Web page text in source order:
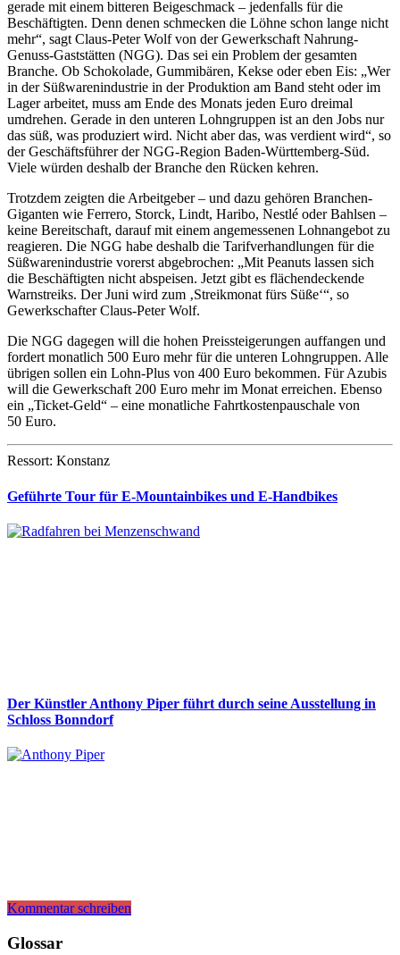
gerade mit einem bitteren Beigeschmack – jedenfalls für die
Beschäftigten. Denn denen schmecken die Löhne schon lange nicht
mehr“, sagt Claus-Peter Wolf von der Gewerkschaft Nahrung-
Genuss-Gaststätten (NGG). Das sei ein Problem der gesamten
Branche. Ob Schokolade, Gummibären, Kekse oder eben Eis: „Wer
in der Süßwarenindustrie in der Produktion am Band steht oder im
Lager arbeitet, muss am Ende des Monats jeden Euro dreimal
umdrehen. Gerade in den unteren Lohngruppen ist an den Jobs nur
das süß, was produziert wird. Nicht aber das, was verdient wird“, so
der Geschäftsführer der NGG-Region Baden-Württemberg-Süd.
Viele würden deshalb der Branche den Rücken kehren.
Trotzdem zeigten die Arbeitgeber – und dazu gehören Branchen-
Giganten wie Ferrero, Storck, Lindt, Haribo, Nestlé oder Bahlsen –
keine Bereitschaft, darauf mit einem angemessenen Lohnangebot zu
reagieren. Die NGG habe deshalb die Tarifverhandlungen für die
Süßwarenindustrie vorerst abgebrochen: „Mit Peanuts lassen sich
die Beschäftigten nicht abspeisen. Jetzt gibt es flächendeckende
Warnstreiks. Der Juni wird zum ‚Streikmonat fürs Süße‘“, so
Gewerkschafter Claus-Peter Wolf.
Die NGG dagegen will die hohen Preissteigerungen auffangen und
fordert monatlich 500 Euro mehr für die unteren Lohngruppen. Alle
übrigen sollen ein Lohn-Plus von 400 Euro bekommen. Für Azubis
will die Gewerkschaft 200 Euro mehr im Monat erreichen. Ebenso
ein „Ticket-Geld“ – eine monatliche Fahrtkostenpauschale von
50 Euro.
Ressort: Konstanz
Geführte Tour für E-Mountainbikes und E-Handbikes
Der Künstler Anthony Piper führt durch seine Ausstellung in
Schloss Bonndorf
Kommentar schreiben
Glossar